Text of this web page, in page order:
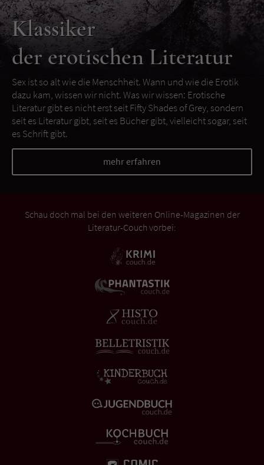
Klassiker
der erotischen Literatur
Sex ist so alt wie die Menschheit. Wann und wie die Erotik
dazu kam, wissen wir nicht. Was wir wissen: Erotische
Literatur gibt es nicht erst seit Fifty Shades of Grey, sondern
seit es Literatur gibt, seit es Bücher gibt, vielleicht sogar, seit
es Schrift gibt.
mehr erfahren
Schau doch mal bei den weiteren Online-Magazinen der
Literatur-Couch vorbei: